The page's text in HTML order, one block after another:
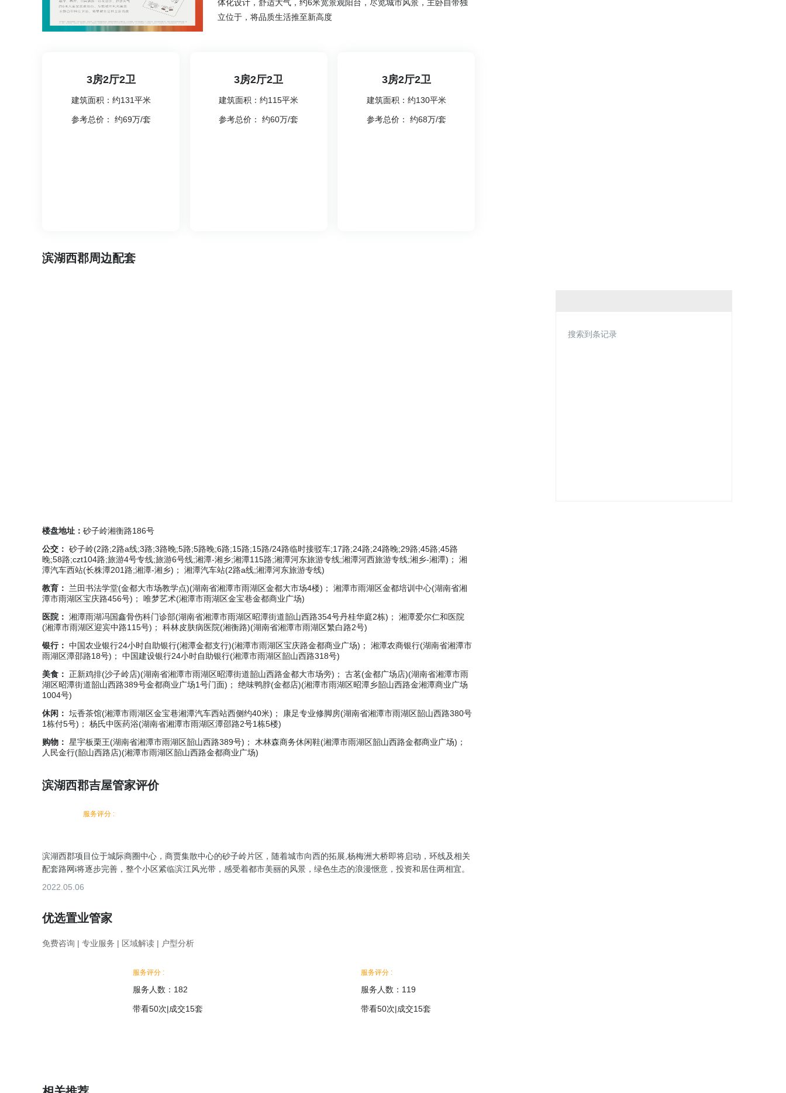
体化设计，舒适大气，约6米宽景观阳台，尽览城市风景，主卧自带独
立位于，将品质生活推至新高度
3房2厅2卫
建筑面积：约131平米
参考总价： 约69万/套
3房2厅2卫
建筑面积：约115平米
参考总价： 约60万/套
3房2厅2卫
建筑面积：约130平米
参考总价： 约68万/套
滨湖西郡周边配套
搜索到条记录
楼盘地址： 砂子岭湘衡路186号
公交： 砂子岭(2路;2路a线;3路;3路晚;5路;5路晚;6路;15路;15路/24路临时接驳车;17路;24路;24路晚;29路;45路;45路
晚;58路;czt104路;旅游4号专线;旅游6号线;湘潭-湘乡;湘潭115路;湘潭河东旅游专线;湘潭河西旅游专线;湘乡-湘潭)； 湘
潭汽车西站(长株潭201路;湘潭-湘乡)； 湘潭汽车站(2路a线;湘潭河东旅游专线)
教育：
兰田书法学堂(金都大市场教学点)(湖南省湘潭市雨湖区金都大市场4楼)； 湘潭市雨湖区金都培训中心(湖南省湘
潭市雨湖区宝庆路456号)； 唯梦艺术(湘潭市雨湖区金宝巷金都商业广场)
医院： 湘潭雨湖冯国鑫骨伤科门诊部(湖南省湘潭市雨湖区昭潭街道韶山西路354号丹桂华庭2栋)； 湘潭爱尔仁和医院
(湘潭市雨湖区迎宾中路115号)； 科林皮肤病医院(湘衡路)(湖南省湘潭市雨湖区繁白路2号)
银行： 中国农业银行24小时自助银行(湘潭金都支行)(湘潭市雨湖区宝庆路金都商业广场)； 湘潭农商银行(湖南省湘潭市
雨湖区潭邵路18号)； 中国建设银行24小时自助银行(湘潭市雨湖区韶山西路318号)
美食： 正新鸡排(沙子岭店)(湖南省湘潭市雨湖区昭潭街道韶山西路金都大市场旁)； 古茗(金都广场店)(湖南省湘潭市雨
湖区昭潭街道韶山西路389号金都商业广场1号门面)； 绝味鸭脖(金都店)(湘潭市雨湖区昭潭乡韶山西路金湘潭商业广场
1004号)
休闲： 坛香茶馆(湘潭市雨湖区金宝巷湘潭汽车西站西侧约40米)； 康足专业修脚房(湖南省湘潭市雨湖区韶山西路380号
1栋付5号)； 杨氏中医药浴(湖南省湘潭市雨湖区潭邵路2号1栋5楼)
购物： 星宇板栗王(湖南省湘潭市雨湖区韶山西路389号)； 木林森商务休闲鞋(湘潭市雨湖区韶山西路金都商业广场)；
人民金行(韶山西路店)(湘潭市雨湖区韶山西路金都商业广场)
滨湖西郡吉屋管家评价
服务评分 :
滨湖西郡项目位于城际商圈中心，商贾集散中心的砂子岭片区，随着城市向西的拓展,杨梅洲大桥即将启动，环线及相关
配套路网i将逐步完善，整个小区紧临滨江风光带，感受着都市美丽的风景，绿色生态的浪漫愜意，投资和居住两相宜。
2022.05.06
优选置业管家
免费咨询 | 专业服务 | 区域解读 | 户型分析
服务评分 :
服务人数：182
带看50次|成交15套
服务评分 :
服务人数：119
带看50次|成交15套